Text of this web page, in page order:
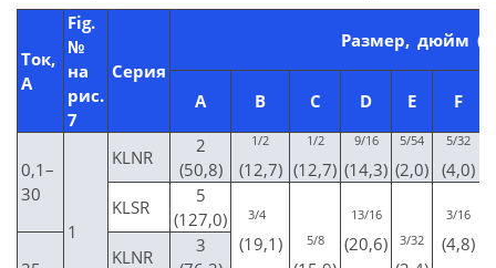
Ток,
А
Fig.
№
на
рис.
7
Серия
Размер, дюйм
A B C D E F
0,1–
30
1
KLNR
2
(50,8)
1/2
(12,7)
1/2
(12,7)
9/16
(14,3)
5/54
(2,0)
5/32
(4,0)
KLSR
5
(127,0)
3/4
(19,1) 5/8
13/16
(20,6) 3/32
3/16
(4,8)
KLNR
3